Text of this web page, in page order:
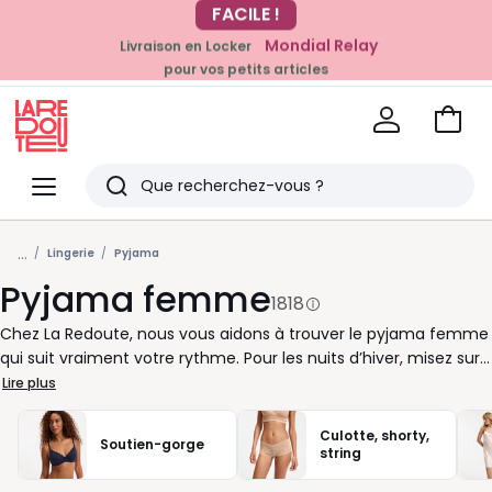
EN CE MOMENT
-20% dès 39€*
sur la mode
Livraison en Locker Mondial Relay
pour vos petits articles
Menu
Redoute
Rechercher
Derniers
articles
vus
Voir
... Lingerie Pyjama
Pyjama femme1818
Chez La Redoute, nous vous aidons à trouver le pyjama femme
qui suit vraiment votre rythme. Pour les nuits d’hiver, misez sur
un pyjama chaud en coton, en velours ou en maille douce,
avec pantalon long et manches longues. Quand les
températures montent, place aux ensembles légers, shorts de
nuit, débardeurs ou chemises de nuit fluides, agréables à porter
du soir au matin. Coupe droite, forme ample, version
Lire plus
Soutien-gorge
Culotte, shorty,
string